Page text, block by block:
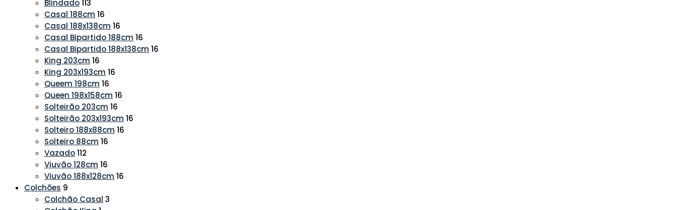
Blindado113
Casal 188cm 16
Casal 188x138cm 16
Casal Bipartido 188cm 16
Casal Bipartido 188x138cm 16
King 203cm 16
King 203x193cm 16
Queem 198cm 16
Queen 198x158cm 16
Solteirão 203cm 16
Solteirão 203x193cm 16
Solteiro 188x88cm 16
Solteiro 88cm 16
Vazado112
Viuvão 128cm 16
Viuvão 188x128cm 16
Colchões 9
Colchão Casal 3